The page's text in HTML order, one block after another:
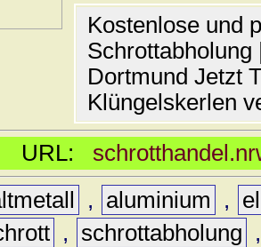
Kostenlose und
Dortmund Jetzt
Klüngelskerlen
URL:
, aluminium ,
, schrottabholung